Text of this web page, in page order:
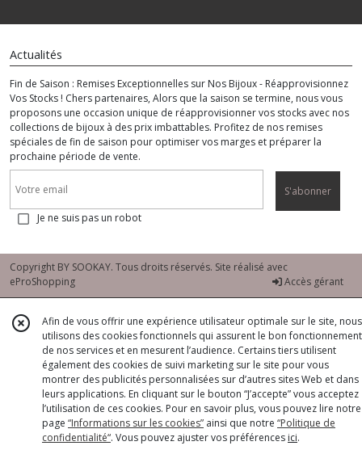
Actualités
Fin de Saison : Remises Exceptionnelles sur Nos Bijoux - Réapprovisionnez
Vos Stocks ! Chers partenaires, Alors que la saison se termine, nous vous
proposons une occasion unique de réapprovisionner vos stocks avec nos
collections de bijoux à des prix imbattables. Profitez de nos remises
spéciales de fin de saison pour optimiser vos marges et préparer la
prochaine période de vente.
S'abonner
Je ne suis pas un robot
Copyright BY SOOKAY. Tous droits réservés. Site réalisé avec
eProShopping
Accès gérant
Afin de vous offrir une expérience utilisateur optimale sur le site, nous
utilisons des cookies fonctionnels qui assurent le bon fonctionnement
de nos services et en mesurent l’audience. Certains tiers utilisent
également des cookies de suivi marketing sur le site pour vous
montrer des publicités personnalisées sur d’autres sites Web et dans
leurs applications. En cliquant sur le bouton “J’accepte” vous acceptez
l’utilisation de ces cookies. Pour en savoir plus, vous pouvez lire notre
page “Informations sur les cookies” ainsi que notre “Politique de
confidentialité“. Vous pouvez ajuster vos préférences ici.